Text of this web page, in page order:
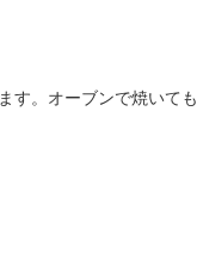
す。オーブンで焼いても